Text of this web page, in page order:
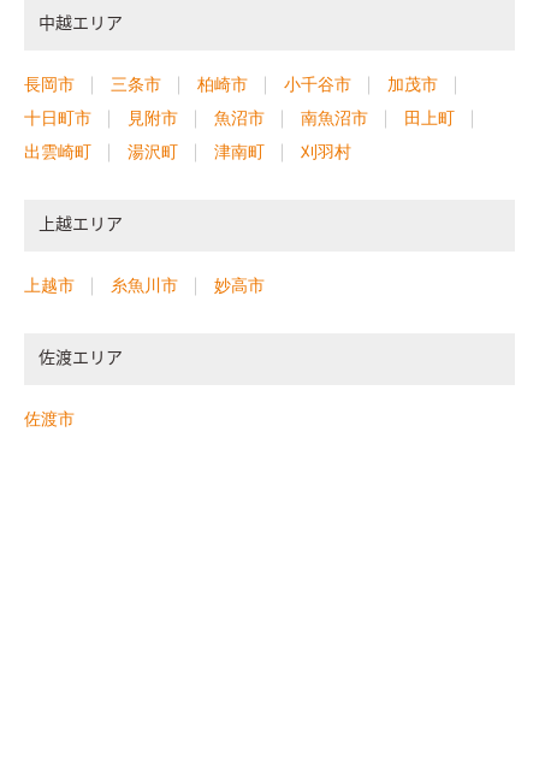
中越エリア
長岡市 三条市 柏崎市 小千谷市
加茂市
十日町市
見附市 魚沼市 南魚沼市
田上町
出雲崎町
湯沢町 津南町 刈羽村
上越エリア
上越市 糸魚川市 妙高市
佐渡エリア
佐渡市